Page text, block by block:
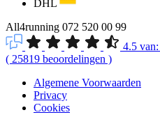
DHL
All4running 072 520 00 99
4.5 van:
( 25819 beoordelingen )
Algemene Voorwaarden
Privacy
Cookies